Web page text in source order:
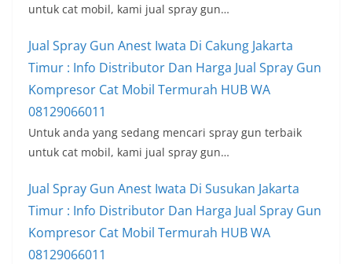
untuk cat mobil, kami jual spray gun…
Jual Spray Gun Anest Iwata Di Cakung Jakarta
Timur : Info Distributor Dan Harga Jual Spray Gun
Kompresor Cat Mobil Termurah HUB WA
08129066011
Untuk anda yang sedang mencari spray gun terbaik
untuk cat mobil, kami jual spray gun…
Jual Spray Gun Anest Iwata Di Susukan Jakarta
Timur : Info Distributor Dan Harga Jual Spray Gun
Kompresor Cat Mobil Termurah HUB WA
08129066011